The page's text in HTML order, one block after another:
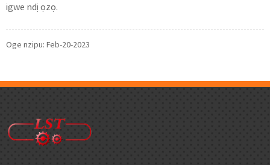
igwe ndị ọzọ.
Oge nzipu: Feb-20-2023